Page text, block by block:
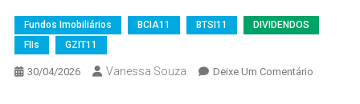
Fundos Imobiliários BCIA11 BTSI11
DIVIDENDOS
FIIs
GZIT11
30/04/2026 Vanessa Souza Deixe Um ComentárioOn